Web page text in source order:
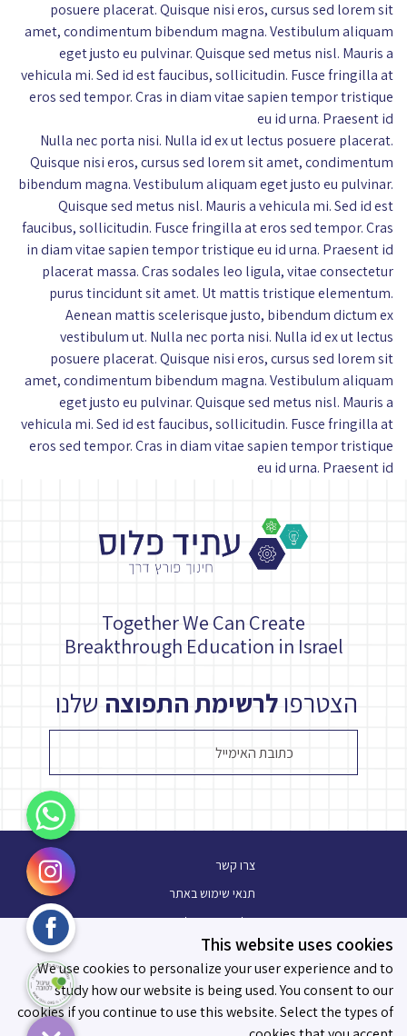
posuere placerat. Quisque nisi eros, cursus sed lorem sit
amet, condimentum bibendum magna. Vestibulum aliquam
eget justo eu pulvinar. Quisque sed metus nisl. Mauris a
vehicula mi. Sed id est faucibus, sollicitudin. Fusce fringilla at
eros sed tempor. Cras in diam vitae sapien tempor tristique
eu id urna. Praesent id
Nulla nec porta nisi. Nulla id ex ut lectus posuere placerat.
Quisque nisi eros, cursus sed lorem sit amet, condimentum
bibendum magna. Vestibulum aliquam eget justo eu pulvinar.
Quisque sed metus nisl. Mauris a vehicula mi. Sed id est
faucibus, sollicitudin. Fusce fringilla at eros sed tempor. Cras
in diam vitae sapien tempor tristique eu id urna. Praesent id
placerat massa. Cras sodales leo ligula, vitae consectetur
purus tincidunt sit amet. Ut mattis tristique elementum.
Aenean mattis scelerisque justo, bibendum dictum ex
vestibulum ut. Nulla nec porta nisi. Nulla id ex ut lectus
posuere placerat. Quisque nisi eros, cursus sed lorem sit
amet, condimentum bibendum magna. Vestibulum aliquam
eget justo eu pulvinar. Quisque sed metus nisl. Mauris a
vehicula mi. Sed id est faucibus, sollicitudin. Fusce fringilla at
eros sed tempor. Cras in diam vitae sapien tempor tristique
eu id urna. Praesent id
Together We Can Create
Breakthrough Education in Israel
הצטרפולרשימת התפוצה שלנו
צרו קשר
תנאי שימוש באתר
מלגת עתיד פלוס
בלוג
תו מידות לאפקטיביות
This website uses cookies
We use cookies to personalize your user experience and to
study how our website is being used. You consent to our
cookies if you continue to use this website. Select the types of
WhatsApp
Instagram
Facebook
עיגול לטובה